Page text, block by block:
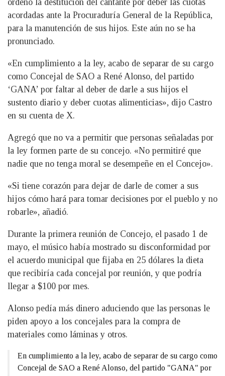
acordadas ante la Procuraduría General de la República,
para la manutención de sus hijos. Este aún no se ha
pronunciado.
«En cumplimiento a la ley, acabo de separar de su cargo
como Concejal de SAO a René Alonso, del partido
‘GANA’ por faltar al deber de darle a sus hijos el
sustento diario y deber cuotas alimenticias», dijo Castro
en su cuenta de X.
Agregó que no va a permitir que personas señaladas por
la ley formen parte de su concejo. «No permitiré que
nadie que no tenga moral se desempeñe en el Concejo».
«Si tiene corazón para dejar de darle de comer a sus
hijos cómo hará para tomar decisiones por el pueblo y no
robarle», añadió.
Durante la primera reunión de Concejo, el pasado 1 de
mayo, el músico había mostrado su disconformidad por
el acuerdo municipal que fijaba en 25 dólares la dieta
que recibiría cada concejal por reunión, y que podría
llegar a $100 por mes.
Alonso pedía más dinero aduciendo que las personas le
piden apoyo a los concejales para la compra de
materiales como láminas y otros.
En cumplimiento a la ley, acabo de separar de su cargo como
Concejal de SAO a René Alonso, del partido "GANA" por